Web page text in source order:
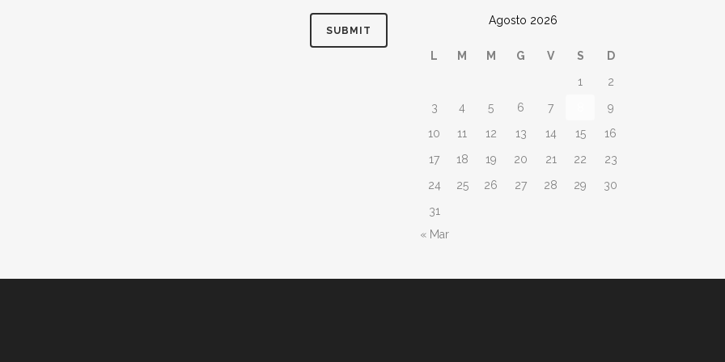
Agosto 2026
L M M G V S
D
1
2
3
4 5 6 7
9
10
11 12 13 14 15
16
17
18 19 20 21 22
23
24
25 26 27 28 29
30
31
« Mar